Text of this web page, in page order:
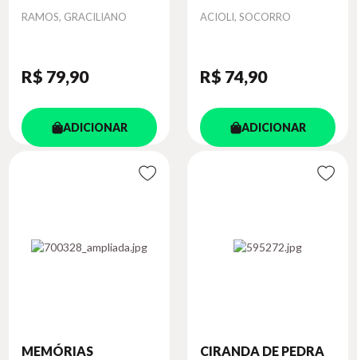
Autor
RAMOS, GRACILIANO
R$ 79,90
ADICIONAR
Autor
ACIOLI, SOCORRO
R$ 74,90
ADICIONAR
MEMÓRIAS
CIRANDA DE PEDRA